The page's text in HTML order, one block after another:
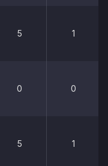
5 1
0 0
5 1